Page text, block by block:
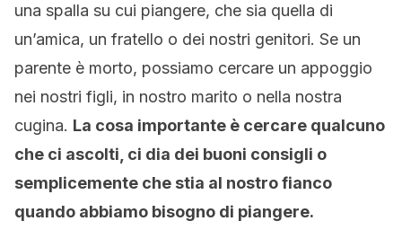
una spalla su cui piangere, che sia quella di
un’amica, un fratello o dei nostri genitori. Se un
parente è morto, possiamo cercare un appoggio
nei nostri figli, in nostro marito o nella nostra
cugina. La cosa importante è cercare qualcuno
che ci ascolti, ci dia dei buoni consigli o
semplicemente che stia al nostro fianco
quando abbiamo bisogno di piangere.